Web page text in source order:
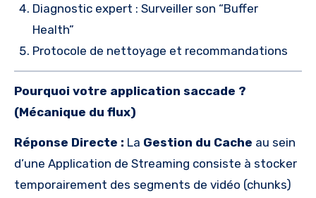
Diagnostic expert : Surveiller son “Buffer
Health”
Protocole de nettoyage et recommandations
Pourquoi votre application saccade ?
(Mécanique du flux)
Réponse Directe : La Gestion du Cache au sein
d’une Application de Streaming consiste à stocker
temporairement des segments de vidéo (chunks)